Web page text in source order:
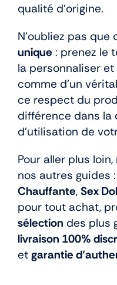
qualité d’origine.
N’oubliez pas
unique : prenez le
la personnaliser et
comme d’un
ce respect du
différence dans la
d’utilisation de
Pour aller plus
nos autres guides :
Chauffante, Sex
pour tout achat,
sélection des plus
livraison 100%
et garantie